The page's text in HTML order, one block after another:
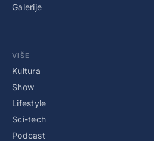
Galerije
VIŠE
Kultura
Show
Lifestyle
Sci-tech
Podcast